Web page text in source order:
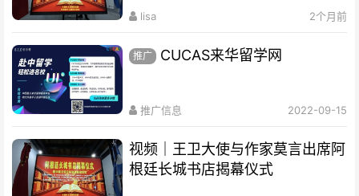
lisa 2个月前
推广 CUCAS来华留学网
推广信息 2022-09-15
视频｜王卫大使与作家莫言出席阿
根廷长城书店揭幕仪式